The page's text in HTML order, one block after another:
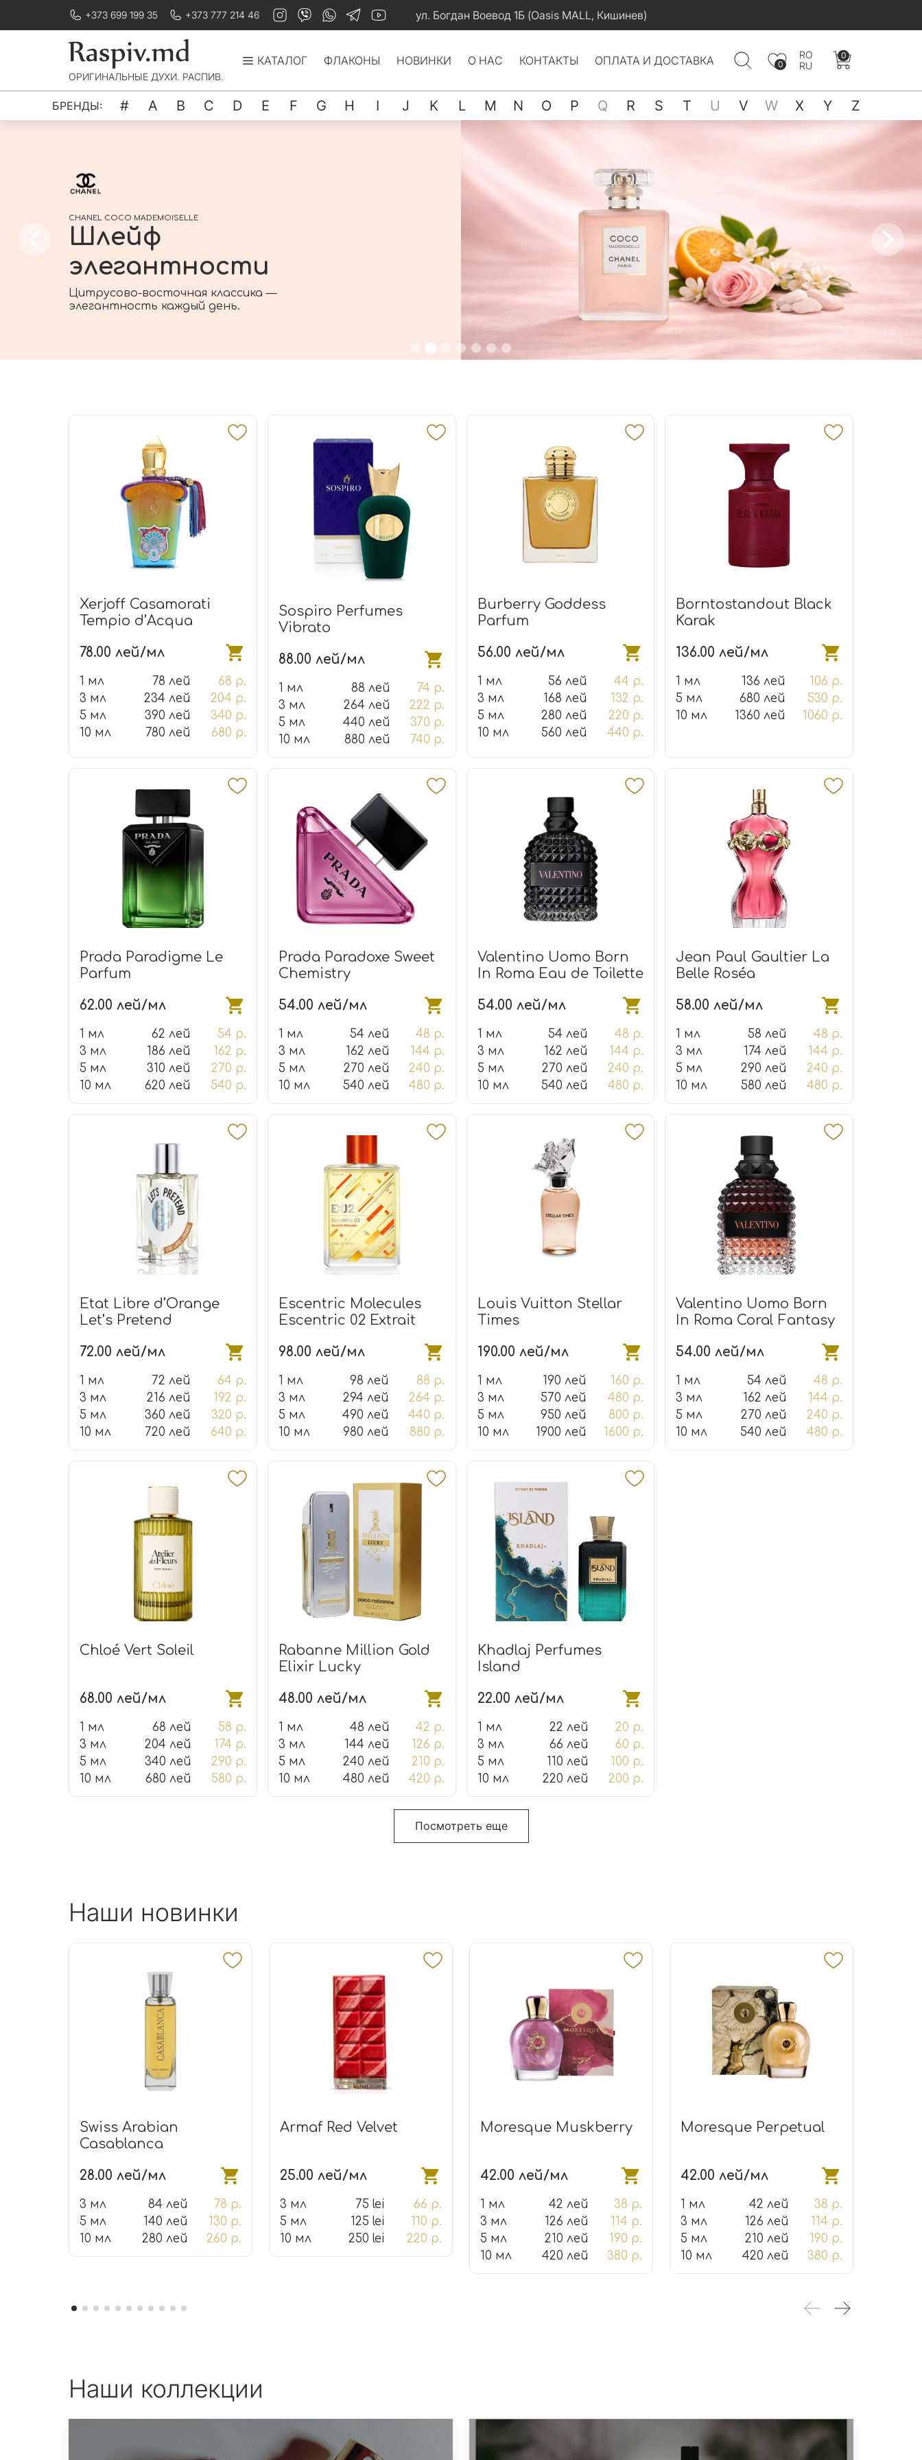
+373 699 199 35 +373 777 214 46 ул. Богдан Воевод 1Б (Oasis MALL, Кишинев)
ОРИГИНАЛЬНЫЕ ДУХИ. РАСПИВ.
КАТАЛОГ ФЛАКОНЫ НОВИНКИ О НАС КОНТАКТЫ ОПЛАТА И ДОСТАВКА 0
RO
RU
0
БРЕНДЫ: # A B C D E F G H I J K L M N O P Q R S T U V W X Y Z
CHANEL COCO MADEMOISELLE
Шлейф
элегантности
Цитрусово-восточная классика —
элегантность каждый день.
Xerjoff Casamorati
Tempio d’Acqua
78.00 лей/мл
1 мл 78 лей
68 р.
3 мл
234 лей
204 р.
5 мл
390 лей
340 р.
10 мл
780 лей 680 р.
Sospiro Perfumes
Vibrato
88.00 лей/мл
1 мл 88 лей
74 р.
3 мл
264 лей
222 р.
5 мл
440 лей
370 р.
10 мл
880 лей 740 р.
Burberry Goddess
Parfum
56.00 лей/мл
1 мл 56 лей
44 р.
3 мл
168 лей
132 р.
5 мл
280 лей
220 р.
10 мл
560 лей 440 р.
Borntostandout Black
Karak
136.00 лей/мл
1 мл 136 лей
106 р.
5 мл
680 лей
530 р.
10 мл
1360 лей 1060 р.
Prada Paradigme Le
Parfum
62.00 лей/мл
1 мл 62 лей
54 р.
3 мл
186 лей
162 р.
5 мл
310 лей
270 р.
10 мл
620 лей 540 р.
Prada Paradoxe Sweet
Chemistry
54.00 лей/мл
1 мл 54 лей
48 р.
3 мл
162 лей
144 р.
5 мл
270 лей
240 р.
10 мл
540 лей 480 р.
Valentino Uomo Born
In Roma Eau de Toilette
54.00 лей/мл
1 мл 54 лей
48 р.
3 мл
162 лей
144 р.
5 мл
270 лей
240 р.
10 мл
540 лей 480 р.
Jean Paul Gaultier La
Belle Roséa
58.00 лей/мл
1 мл 58 лей
48 р.
3 мл
174 лей
144 р.
5 мл
290 лей
240 р.
10 мл
580 лей 480 р.
Etat Libre d’Orange
Let’s Pretend
72.00 лей/мл
1 мл 72 лей
64 р.
3 мл
216 лей
192 р.
5 мл
360 лей
320 р.
10 мл
720 лей 640 р.
Escentric Molecules
Escentric 02 Extrait
98.00 лей/мл
1 мл 98 лей
88 р.
3 мл
294 лей
264 р.
5 мл
490 лей
440 р.
10 мл
980 лей 880 р.
Louis Vuitton Stellar
Times
190.00 лей/мл
1 мл 190 лей
160 р.
3 мл
570 лей
480 р.
5 мл
950 лей
800 р.
10 мл
1900 лей 1600 р.
Valentino Uomo Born
In Roma Coral Fantasy
54.00 лей/мл
1 мл 54 лей
48 р.
3 мл
162 лей
144 р.
5 мл
270 лей
240 р.
10 мл
540 лей 480 р.
Chloé Vert Soleil
68.00 лей/мл
1 мл 68 лей
58 р.
3 мл
204 лей
174 р.
5 мл
340 лей
290 р.
10 мл
680 лей 580 р.
Rabanne Million Gold
Elixir Lucky
48.00 лей/мл
1 мл 48 лей
42 р.
3 мл
144 лей
126 р.
5 мл
240 лей
210 р.
10 мл
480 лей 420 р.
Khadlaj Perfumes
Island
22.00 лей/мл
1 мл 22 лей
20 р.
3 мл
66 лей
60 р.
5 мл
110 лей
100 р.
10 мл
220 лей 200 р.
Посмотреть еще
Наши новинки
Swiss Arabian
Casablanca
28.00 лей/мл
3 мл 84 лей
78 р.
5 мл
140 лей
130 р.
10 мл
280 лей 260 р.
Armaf Red Velvet
25.00 лей/мл
3 мл 75 lei
66 р.
5 мл
125 lei
110 р.
10 мл
250 lei 220 р.
Moresque Muskberry
42.00 лей/мл
1 мл 42 лей
38 р.
3 мл
126 лей
114 р.
5 мл
210 лей
190 р.
10 мл
420 лей 380 р.
Moresque Perpetual
42.00 лей/мл
1 мл 42 лей
38 р.
3 мл
126 лей
114 р.
5 мл
210 лей
190 р.
10 мл
420 лей 380 р.
Наши коллекции